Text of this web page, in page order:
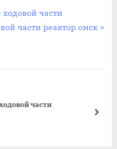
части
части реактор омск
части
next